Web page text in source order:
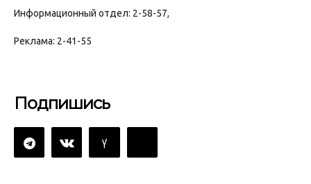
Информационный отдел: 2-58-57,
Реклама: 2-41-55
Подпишись